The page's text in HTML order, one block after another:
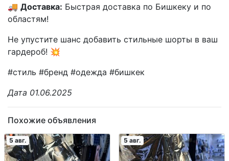
🚚 Доставка: Быстрая доставка по Бишкеку и по
областям!
Не упустите шанс добавить стильные шорты в ваш
гардероб! 💥
#стиль #бренд #одежда #бишкек
Дата 01.06.2025
Похожие объявления
5 авг. 5 авг.